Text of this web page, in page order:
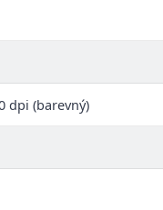
dpi (barevný)